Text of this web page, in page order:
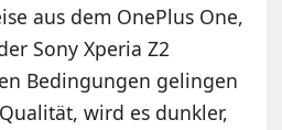
aus dem OnePlus One,
Sony Xperia Z2
Bedingungen gelingen
wird es dunkler,